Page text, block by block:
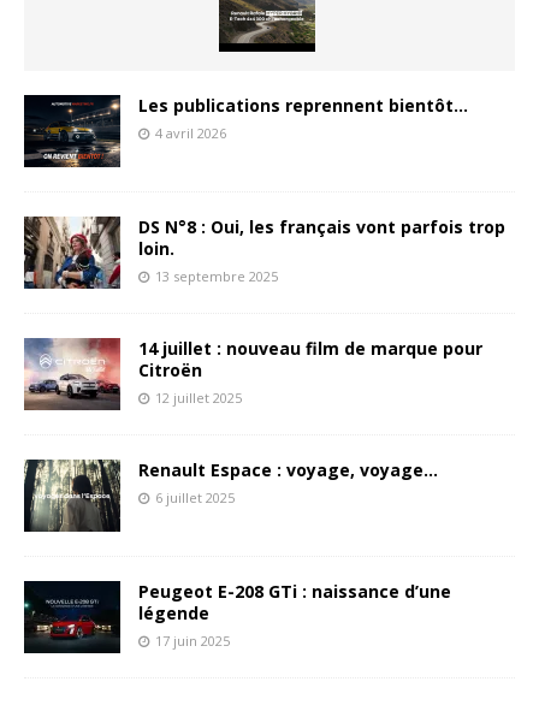
Les publications reprennent bientôt…
4 avril 2026
DS N°8 : Oui, les français vont parfois trop
loin.
13 septembre 2025
14 juillet : nouveau film de marque pour
Citroën
12 juillet 2025
Renault Espace : voyage, voyage…
6 juillet 2025
Peugeot E-208 GTi : naissance d’une
légende
17 juin 2025